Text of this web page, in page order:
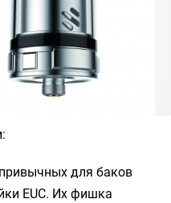
:
для баков
EUC. Их фишка